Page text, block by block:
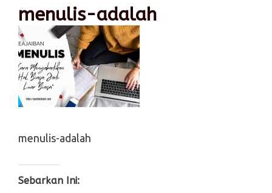
menulis-adalah
menulis-adalah
Sebarkan Ini: